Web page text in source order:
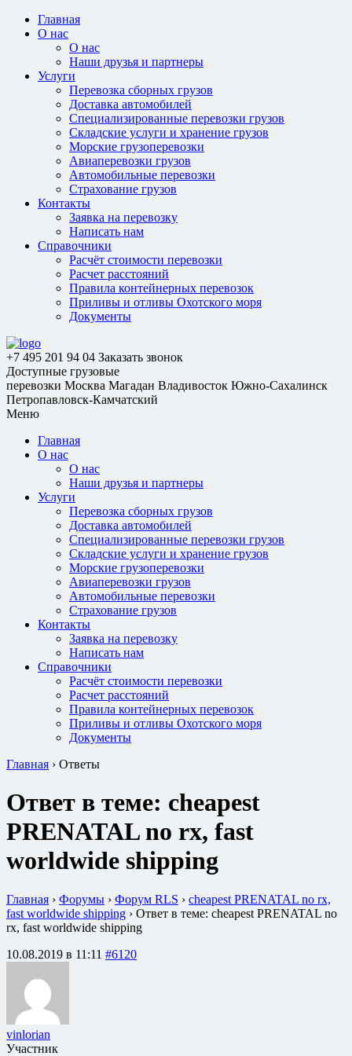
Главная
О нас
О нас
Наши друзья и партнеры
Услуги
Перевозка сборных грузов
Доставка автомобилей
Специализированные перевозки грузов
Складские услуги и хранение грузов
Морские грузоперевозки
Авиаперевозки грузов
Автомобильные перевозки
Страхование грузов
Контакты
Заявка на перевозку
Написать нам
Справочники
Расчёт стоимости перевозки
Расчет расстояний
Правила контейнерных перевозок
Приливы и отливы Охотского моря
Документы
+7 495 201 94 04 Заказать звонок
Доступные грузовые
перевозки Москва Магадан Владивосток Южно-Сахалинск
Петропавловск-Камчатский
Меню
Главная
О нас
О нас
Наши друзья и партнеры
Услуги
Перевозка сборных грузов
Доставка автомобилей
Специализированные перевозки грузов
Складские услуги и хранение грузов
Морские грузоперевозки
Авиаперевозки грузов
Автомобильные перевозки
Страхование грузов
Контакты
Заявка на перевозку
Написать нам
Справочники
Расчёт стоимости перевозки
Расчет расстояний
Правила контейнерных перевозок
Приливы и отливы Охотского моря
Документы
Главная › Ответы
Ответ в теме: cheapest
PRENATAL no rx, fast
worldwide shipping
Главная › Форумы › Форум RLS › cheapest PRENATAL no rx,
fast worldwide shipping › Ответ в теме: cheapest PRENATAL no
rx, fast worldwide shipping
10.08.2019 в 11:11 #6120
vinlorian
Участник